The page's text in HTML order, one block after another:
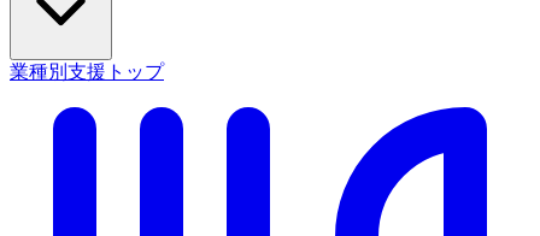
業種別支援トップ